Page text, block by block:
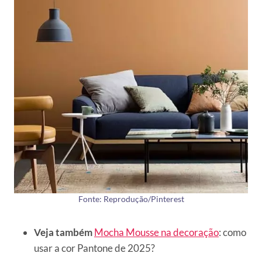
Fonte: Reprodução/Pinterest
Veja tambémMocha Mousse na decoração: como
usar a cor Pantone de 2025?